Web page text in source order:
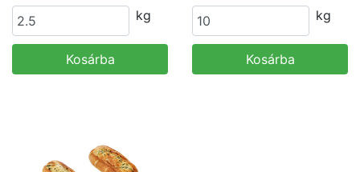
kg
Kosárba
kg
Kosárba